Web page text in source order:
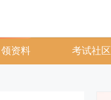
领资料 考试社区